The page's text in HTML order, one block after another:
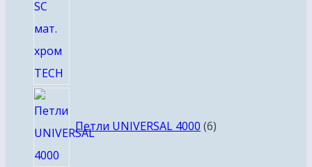
Петли UNIVERSAL 4000 6товаров